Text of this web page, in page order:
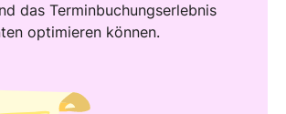
das Terminbuchungserlebnis
optimieren können.